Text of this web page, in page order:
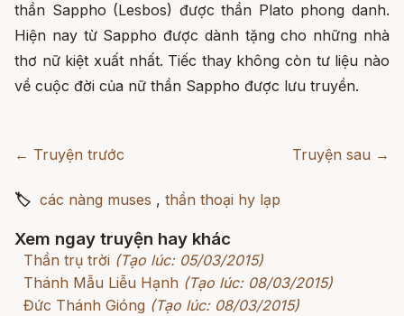
thần Sappho (Lesbos) được thần Plato phong danh.
Hiện nay từ Sappho được dành tặng cho những nhà
thơ nữ kiệt xuất nhất. Tiếc thay không còn tư liệu nào
về cuộc đời của nữ thần Sappho được lưu truyền.
← Truyện trước Truyện sau →
🏷 các nàng muses , thần thoại hy lạp
Xem ngay truyện hay khác
Thần trụ trời (Tạo lúc: 05/03/2015)
Thánh Mẫu Liễu Hạnh (Tạo lúc: 08/03/2015)
Đức Thánh Gióng (Tạo lúc: 08/03/2015)